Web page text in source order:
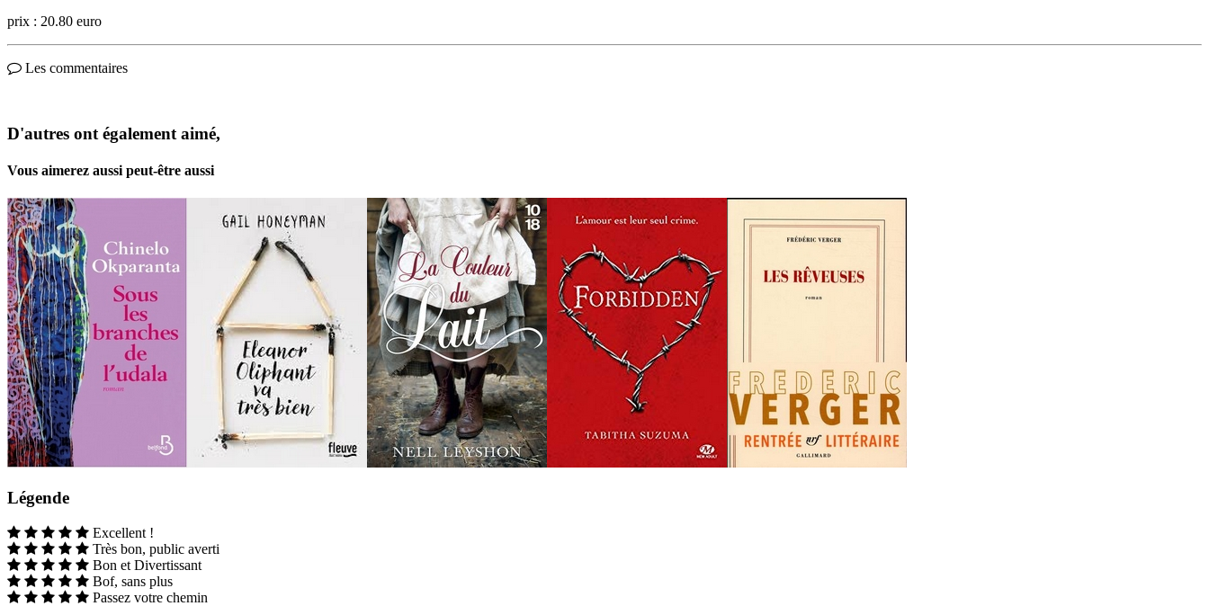
prix : 20.80 euro
Les commentaires
D'autres ont également aimé,
Vous aimerez aussi peut-être aussi
Légende
Excellent !
Très bon, public averti
Bon et Divertissant
Bof, sans plus
Passez votre chemin